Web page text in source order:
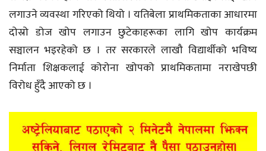
लगाउने व्यवस्था गरिएको थियो । यतिबेला प्राथमिकताका आधारमा
दोस्रो डोज खोप लगाउन छुटेकाहरूका लागि खोप कार्यक्रम
सञ्चालन भइरहेको छ । तर सरकारले लाखौ विद्यार्थीको भविष्य
निर्माता शिक्षकलाई कोरोना खोपको प्राथमिकतामा नराखेपछी
विरोध हुँदै आएको छ ।